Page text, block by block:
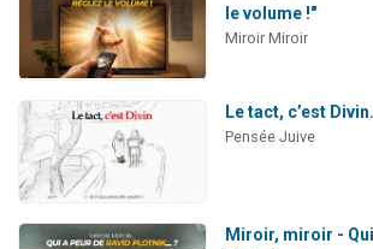
le volume !"
Miroir Miroir
Le tact, c’est
Pensée Juive
Miroir, miroir -